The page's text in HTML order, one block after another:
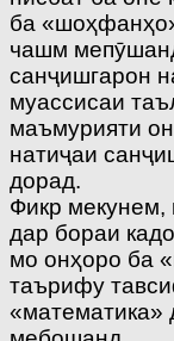
ба
чашм
санҷишгарон
муассисаи
маъмурияти
натиҷаи
дорад.
Фикр мекунем,
дар бораи
мо онҳоро ба
таърифу
«математика»